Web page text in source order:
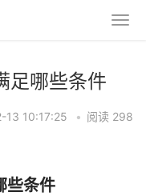
足哪些条件
13 10:17:25 • 阅读 298
些条件